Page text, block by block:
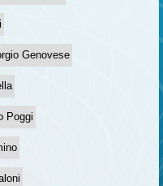
Genovese
Poggi